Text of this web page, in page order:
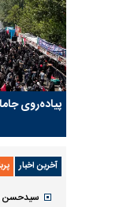
پیاده‌روی
آخرین اخبار
سیدحسن